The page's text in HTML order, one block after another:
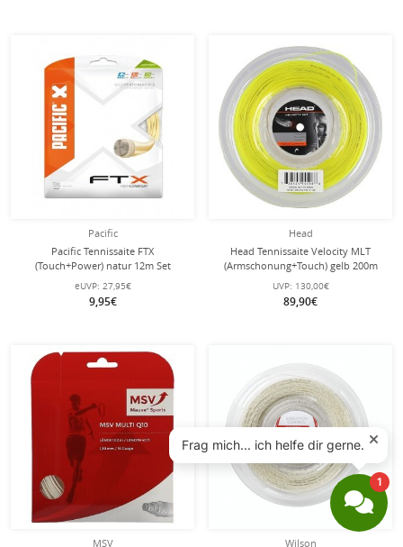
Pacific
Pacific Tennissaite FTX
(Touch+Power) natur 12m Set
eUVP: 27,95€
9,95€
Head
Head Tennissaite Velocity MLT
(Armschonung+Touch) gelb 200m
Rolle
UVP: 130,00€
89,90€
MSV Wilson